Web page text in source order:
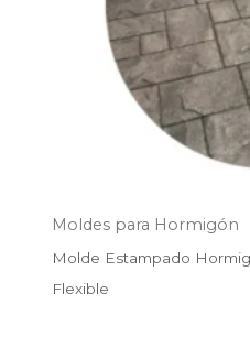
Moldes para Hormigón
Molde Estampado
Flexible